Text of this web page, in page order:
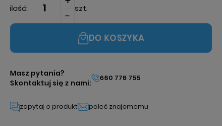
ilość: szt.
DO KOSZYKA
Masz pytania?
Skontaktuj się z nami:
660 776 755
zapytaj o produkt poleć znajomemu